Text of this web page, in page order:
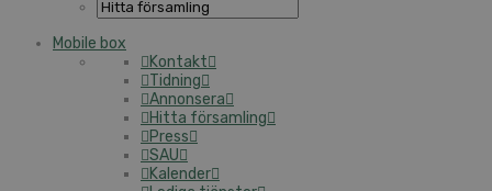
Mobile box
Kontakt
Tidning
Annonsera
Hitta församling
Press
SAU
Kalender